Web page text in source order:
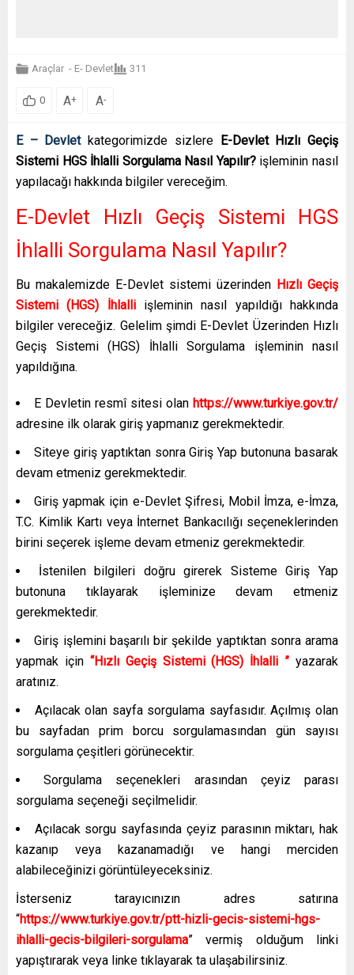
Araçlar - E- Devlet 311
0 A+ A-
E – Devletkategorimizde sizlereE-Devlet Hızlı Geçiş
Sistemi HGS İhlalli Sorgulama Nasıl Yapılır? işleminin nasıl
yapılacağı hakkında bilgiler vereceğim.
E-Devlet Hızlı Geçiş Sistemi HGS
İhlalli Sorgulama Nasıl Yapılır?
Bu makalemizde E-Devlet sistemi üzerinden Hızlı Geçiş
Sistemi (HGS) İhlalli işleminin nasıl yapıldığı hakkında
bilgiler vereceğiz. Gelelim şimdi E-Devlet Üzerinden Hızlı
Geçiş Sistemi (HGS) İhlalli Sorgulama işleminin nasıl
yapıldığına.
E Devletin resmî sitesi olan https://www.turkiye.gov.tr/
adresine ilk olarak giriş yapmanız gerekmektedir.
Siteye giriş yaptıktan sonra Giriş Yap butonuna basarak
devam etmeniz gerekmektedir.
Giriş yapmak için e-Devlet Şifresi, Mobil İmza, e-İmza,
T.C. Kimlik Kartı veya İnternet Bankacılığı seçeneklerinden
birini seçerek işleme devam etmeniz gerekmektedir.
İstenilen bilgileri doğru girerek Sisteme Giriş Yap
butonuna tıklayarak işleminize devam etmeniz
gerekmektedir.
Giriş işlemini başarılı bir şekilde yaptıktan sonra arama
yapmak için “Hızlı Geçiş Sistemi (HGS) İhlalli ” yazarak
aratınız.
Açılacak olan sayfa sorgulama sayfasıdır. Açılmış olan
bu sayfadan prim borcu sorgulamasından gün sayısı
sorgulama çeşitleri görünecektir.
Sorgulama seçenekleri arasından çeyiz parası
sorgulama seçeneği seçilmelidir.
Açılacak sorgu sayfasında çeyiz parasının miktarı, hak
kazanıp veya kazanamadığı ve hangi merciden
alabileceğinizi görüntüleyeceksiniz.
İsterseniz tarayıcınızın adres satırına
“https://www.turkiye.gov.tr/ptt-hizli-gecis-sistemi-hgs-
ihlalli-gecis-bilgileri-sorgulama” vermiş olduğum linki
yapıştırarak veya linke tıklayarak ta ulaşabilirsiniz.